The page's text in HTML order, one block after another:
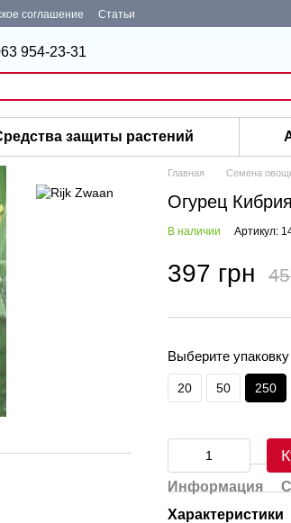
соглашение Статьи
954-23-31
защиты растений
Главная Семена
Огурец
В наличии Артикул:
397 грн
Выберите упаковку
20 50 250
Информация
Характеристики